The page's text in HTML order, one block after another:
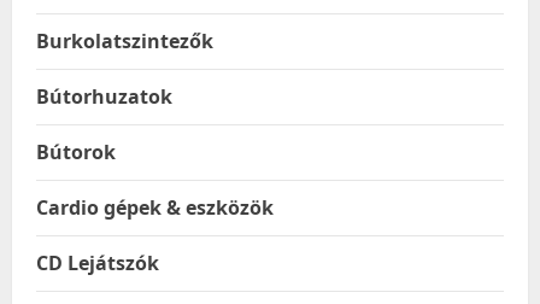
Burkolatszintezők
Bútorhuzatok
Bútorok
Cardio gépek & eszközök
CD Lejátszók